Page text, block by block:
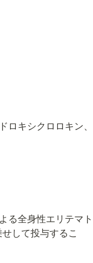
キシクロロキン、
る全身性エリテマト
して投与するこ